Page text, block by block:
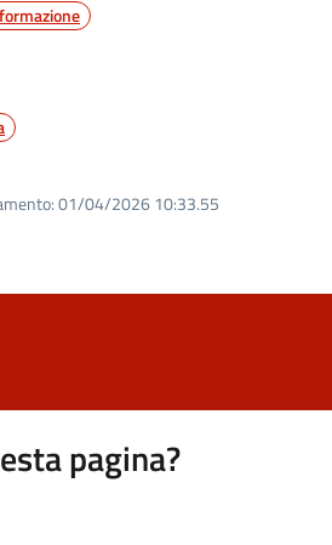
01/04/2026 10:33.55
pagina?